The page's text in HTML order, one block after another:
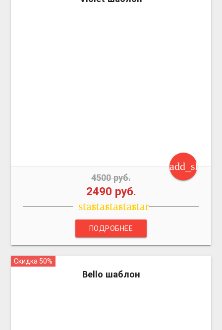
4500 руб.
2490 руб.
starstarstarstarstar
ПОДРОБНЕЕ
Скидка 50%
Bello шаблон